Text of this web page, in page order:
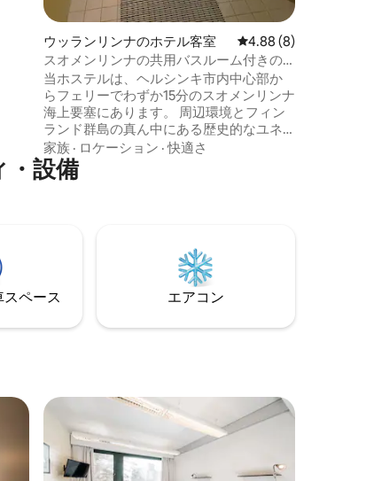
ウッランリンナのホテル客室 レビュー8件、5つ星
4.88 (8)
スオメンリンナの共用バスルーム付きの4
人部屋
当ホステルは、ヘルシンキ市内中心部か
らフェリーでわずか15分のスオメンリンナ
海上要塞にあります。 周辺環境とフィン
ランド群島の真ん中にある歴史的なユネ
スコ世界遺産は体験する価値がありま
す。 ベッドには高品質のフォームマット
レスをご用意しており、キッチン、共用
の場所です。また、お行儀の良いペット
も歓迎します。 私たちは持続可能性に全
力で取り組んでいます。
家族 · ロケーション ·快適さ
・設備
ペ⁠ー⁠ス エアコン